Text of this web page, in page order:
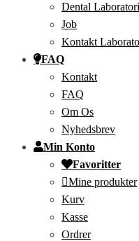
Dental
Job
Kontakt
FAQ
Kontakt
FAQ
Om Os
Nyhedsbrev
Min Konto
Favoritter
Mine produkter
Kurv
Kasse
Ordrer